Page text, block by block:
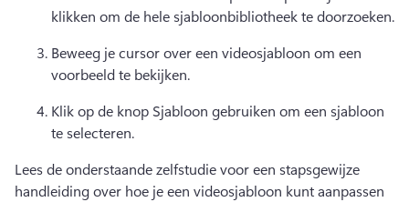
Beweeg je cursor over een videosjabloon om een
voorbeeld te bekijken.
Klik op de knop Sjabloon gebruiken om een sjabloon
te selecteren.
Lees de onderstaande zelfstudie voor een stapsgewijze
handleiding over hoe je een videosjabloon kunt aanpassen